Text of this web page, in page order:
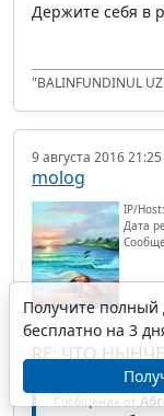
Держите себя в
"BALINFUNDINUL
9 августа 2016 21:25
molog
IP/
Дата
RE: ЧТО
Сообщение от
Получите полный
бесплатно на 3